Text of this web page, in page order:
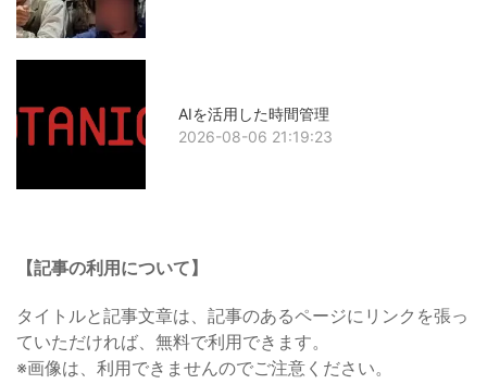
AIを活用した時間管理
2026-08-06 21:19:23
【記事の利用について】
タイトルと記事文章は、記事のあるページにリンクを張っ
ていただければ、無料で利用できます。
※画像は、利用できませんのでご注意ください。